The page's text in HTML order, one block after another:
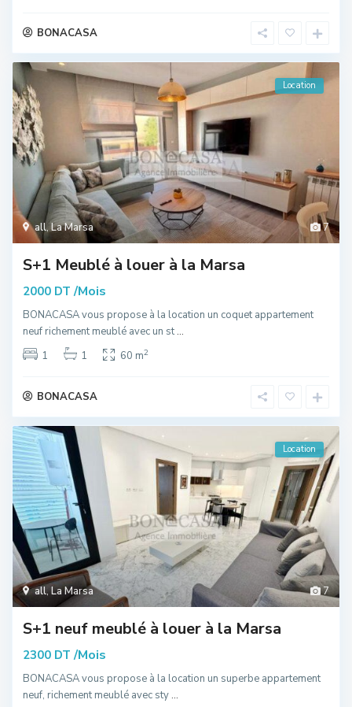
BONACASA
7
all,La Marsa
Location
S+1 Meublé à louer à la Marsa
2000 DT /Mois
BONACASA vous propose à la location un coquet appartement
neuf richement meublé avec un st...
1
1 60 m2
BONACASA
7
all,La Marsa
Location
S+1 neuf meublé à louer à la Marsa
2300 DT /Mois
BONACASA vous propose à la location un superbe appartement
neuf, richement meublé avec sty...